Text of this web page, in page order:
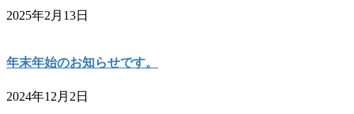
2025年2月13日
年末年始のお知らせです。
2024年12月2日